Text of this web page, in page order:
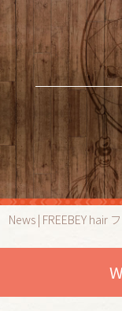
News | FREEBEY hair